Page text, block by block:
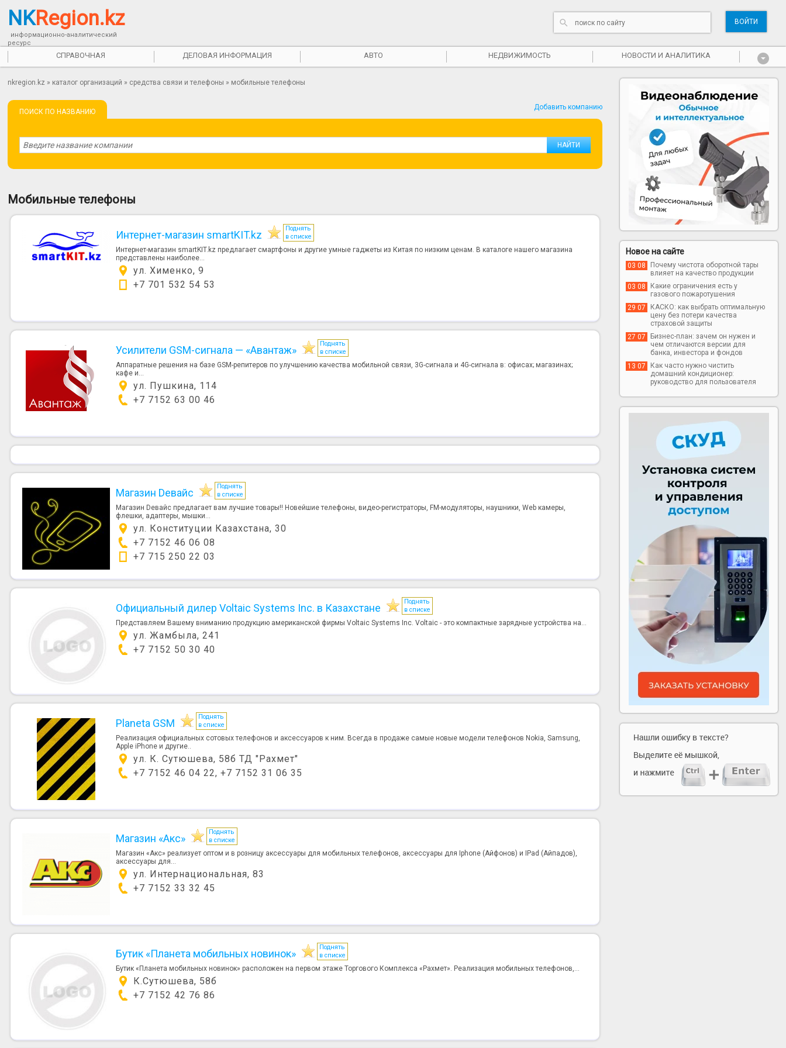
NKRegion.kz
информационно-аналитический
ресурс
ВОЙТИ
СПРАВОЧНАЯ ДЕЛОВАЯ ИНФОРМАЦИЯ АВТО НЕДВИЖИМОСТЬ НОВОСТИ И АНАЛИТИКА
nkregion.kz » каталог организаций » средства связи и телефоны » мобильные телефоны
ПОИСК ПО НАЗВАНИЮ
Добавить компанию
Мобильные телефоны
Интернет-магазин smartKIT.kz
Поднять
в списке
Интернет-магазин smartKIT.kz предлагает смартфоны и другие умные гаджеты из Китая по низким ценам. В каталоге нашего магазина
представлены наиболее...
ул. Хименко, 9
+7 701 532 54 53
Усилители GSM-сигнала — «Авантаж»
Поднять
в списке
Аппаратные решения на базе GSM-репитеров по улучшению качества мобильной связи, 3G-сигнала и 4G-сигнала в: офисах; магазинах;
кафе и...
ул. Пушкина, 114
+7 7152 63 00 46
Магазин Deвайс
Поднять
в списке
Магазин Deвайс предлагает вам лучшие товары!! Новейшие телефоны, видео-регистраторы, FM-модуляторы, наушники, Web камеры,
флешки, адаптеры, мышки...
ул. Конституции Казахстана, 30
+7 7152 46 06 08
+7 715 250 22 03
Официальный дилер Voltaic Systems Inc. в Казахстане
Поднять
в списке
Представляем Вашему вниманию продукцию американской фирмы Voltaic Systems Inc. Voltaic - это компактные зарядные устройства на...
ул. Жамбыла, 241
+7 7152 50 30 40
Planeta GSM
Поднять
в списке
Реализация официальных сотовых телефонов и аксессуаров к ним. Всегда в продаже самые новые модели телефонов Nokia, Samsung,
Apple iPhone и другие..
ул. К. Сутюшева, 58б ТД "Рахмет"
+7 7152 46 04 22, +7 7152 31 06 35
Магазин «Акс»
Поднять
в списке
Магазин «Акс» реализует оптом и в розницу аксессуары для мобильных телефонов, аксессуары для Iphone (Айфонов) и IPad (Айпадов),
аксессуары для...
ул. Интернациональная, 83
+7 7152 33 32 45
Бутик «Планета мобильных новинок»
Поднять
в списке
Бутик «Планета мобильных новинок» расположен на первом этаже Торгового Комплекса «Рахмет». Реализация мобильных телефонов,...
К.Сутюшева, 58б
+7 7152 42 76 86
Новое на сайте
03 08
Почему чистота оборотной тары
влияет на качество продукции
03 08
Какие ограничения есть у
газового пожаротушения
29 07
КАСКО: как выбрать оптимальную
цену без потери качества
страховой защиты
27 07
Бизнес-план: зачем он нужен и
чем отличаются версии для
банка, инвестора и фондов
13 07
Как часто нужно чистить
домашний кондиционер:
руководство для пользователя